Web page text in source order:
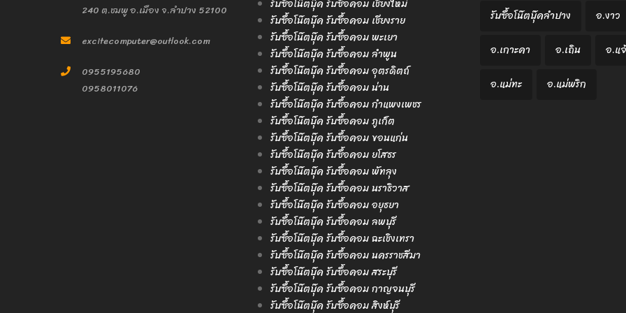
240 ต.ชมพู อ.เมือง จ.ลำปาง 52100
excitecomputer@outlook.com
0955195680
0958011076
รับซื้อโน๊ตบุ๊ค รับซื้อคอม เชียงใหม่
รับซื้อโน๊ตบุ๊ค รับซื้อคอม เชียงราย
รับซื้อโน๊ตบุ๊ค รับซื้อคอม พะเยา
รับซื้อโน๊ตบุ๊ค รับซื้อคอม ลำพูน
รับซื้อโน๊ตบุ๊ค รับซื้อคอม อุตรดิตถ์
รับซื้อโน๊ตบุ๊ค รับซื้อคอม น่าน
รับซื้อโน๊ตบุ๊ค รับซื้อคอม กำแพงเพชร
รับซื้อโน๊ตบุ๊ค รับซื้อคอม ภูเก็ต
รับซื้อโน๊ตบุ๊ค รับซื้อคอม ขอนแก่น
รับซื้อโน๊ตบุ๊ค รับซื้อคอม ยโสธร
รับซื้อโน๊ตบุ๊ค รับซื้อคอม พัทลุง
รับซื้อโน๊ตบุ๊ค รับซื้อคอม นราธิวาส
รับซื้อโน๊ตบุ๊ค รับซื้อคอม อยุธยา
รับซื้อโน๊ตบุ๊ค รับซื้อคอม ลพบุรี
รับซื้อโน๊ตบุ๊ค รับซื้อคอม ฉะเชิงเทรา
รับซื้อโน๊ตบุ๊ค รับซื้อคอม นครราชสีมา
รับซื้อโน๊ตบุ๊ค รับซื้อคอม สระบุรี
รับซื้อโน๊ตบุ๊ค รับซื้อคอม กาญจนบุรี
รับซื้อโน๊ตบุ๊ค รับซื้อคอม สิงห์บุรี
รับซื้อโน๊ตบุ๊คลำปาง
อ.งาว
อ.เกาะคา
อ.เถิน
อ.แ
อ.แม่ทะ
อ.แม่พริก